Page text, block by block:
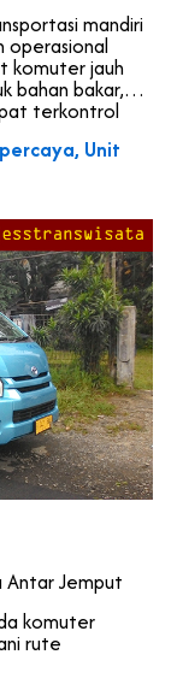
mandiri
operasional
komuter jauh
bahan bakar,
terkontrol
Unit
Antar Jemput
komuter
rute